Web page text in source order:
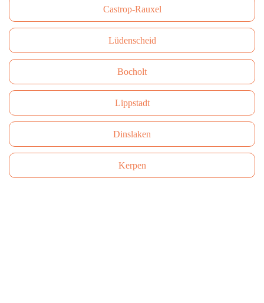
Castrop-Rauxel
Lüdenscheid
Bocholt
Lippstadt
Dinslaken
Kerpen